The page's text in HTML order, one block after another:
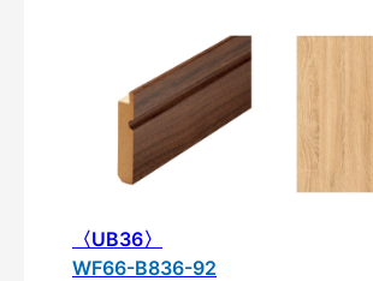
〈UB36〉
WF66-B836-92